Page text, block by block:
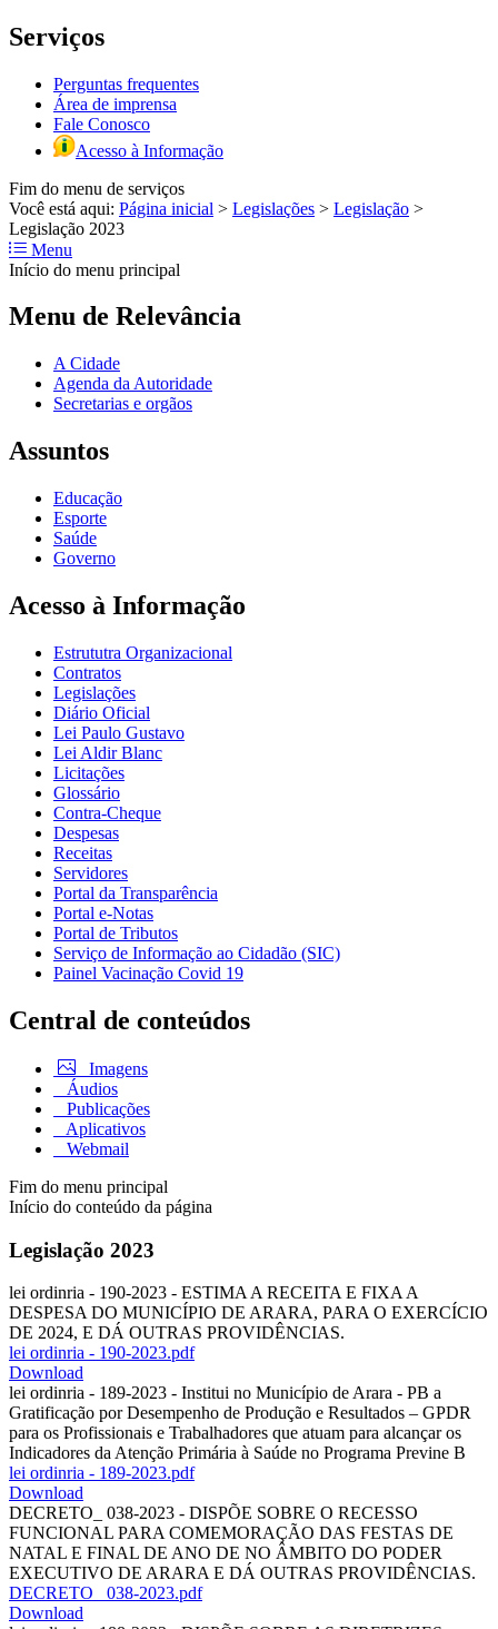
Serviços
Perguntas frequentes
Área de imprensa
Fale Conosco
Acesso à Informação
Fim do menu de serviços
Você está aqui: Página inicial > Legislações > Legislação >
Legislação 2023
Menu
Início do menu principal
Menu de Relevância
A Cidade
Agenda da Autoridade
Secretarias e orgãos
Assuntos
Educação
Esporte
Saúde
Governo
Acesso à Informação
Estrututra Organizacional
Contratos
Legislações
Diário Oficial
Lei Paulo Gustavo
Lei Aldir Blanc
Licitações
Glossário
Contra-Cheque
Despesas
Receitas
Servidores
Portal da Transparência
Portal e-Notas
Portal de Tributos
Serviço de Informação ao Cidadão (SIC)
Painel Vacinação Covid 19
Central de conteúdos
Imagens
Áudios
Publicações
Aplicativos
Webmail
Fim do menu principal
Início do conteúdo da página
Legislação 2023
lei ordinria - 190-2023 - ESTIMA A RECEITA E FIXA A
DESPESA DO MUNICÍPIO DE ARARA, PARA O EXERCÍCIO
DE 2024, E DÁ OUTRAS PROVIDÊNCIAS.
lei ordinria - 190-2023.pdf
Download
lei ordinria - 189-2023 - Institui no Município de Arara - PB a
Gratificação por Desempenho de Produção e Resultados – GPDR
para os Profissionais e Trabalhadores que atuam para alcançar os
Indicadores da Atenção Primária à Saúde no Programa Previne B
lei ordinria - 189-2023.pdf
Download
DECRETO_ 038-2023 - DISPÕE SOBRE O RECESSO
FUNCIONAL PARA COMEMORAÇÃO DAS FESTAS DE
NATAL E FINAL DE ANO DE NO ÂMBITO DO PODER
EXECUTIVO DE ARARA E DÁ OUTRAS PROVIDÊNCIAS.
DECRETO_ 038-2023.pdf
Download